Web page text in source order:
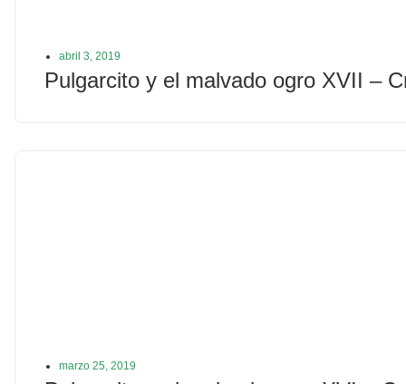
abril 3, 2019
Pulgarcito y el malvado ogro XVII –
marzo 25, 2019